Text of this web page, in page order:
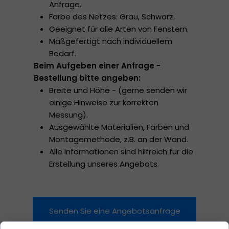
Senden Sie eine Angebotsanfrage
Anfrage.
Farbe des Netzes: Grau, Schwarz.
Geeignet für alle Arten von Fenstern.
Maßgefertigt nach individuellem
Bedarf.
Beim Aufgeben einer Anfrage -
Bestellung bitte angeben:
Breite und Höhe - (gerne senden wir
einige Hinweise zur korrekten
Messung).
Ausgewählte Materialien, Farben und
Montagemethode, z.B. an der Wand.
Alle Informationen sind hilfreich für die
Erstellung unseres Angebots.